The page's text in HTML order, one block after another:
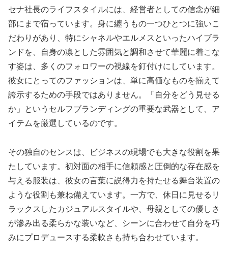
セナ社長のライフスタイルには、経営者としての信念が細
部にまで宿っています。身に纏うもの一つひとつに強いこ
だわりがあり、特にシャネルやエルメスといったハイブラ
ンドを、自身の凛とした雰囲気と調和させて華麗に着こな
す姿は、多くのフォロワーの視線を釘付けにしています。
彼女にとってのファッションは、単に高価なものを揃えて
誇示するための手段ではありません。「自分をどう見せる
か」というセルフブランディングの重要な武器として、ア
イテムを厳選しているのです。
その独自のセンスは、ビジネスの現場でも大きな役割を果
たしています。初対面の相手に信頼感と圧倒的な存在感を
与える服装は、彼女の言葉に説得力を持たせる舞台装置の
ような役割も兼ね備えています。一方で、休日に見せるリ
ラックスしたカジュアルスタイルや、母親としての優しさ
が滲み出る柔らかな装いなど、シーンに合わせて自分を巧
みにプロデュースする柔軟さも持ち合わせています。